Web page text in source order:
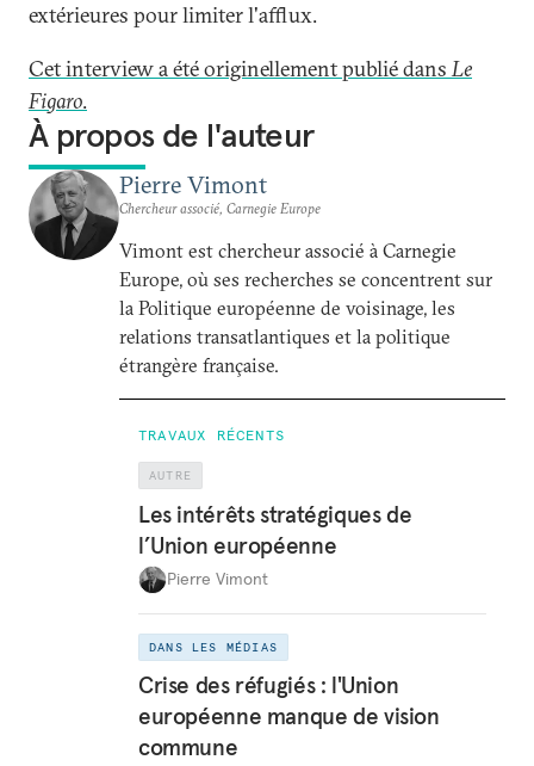
extérieures pour limiter l'afflux.
Cet interview a été originellement publié dansLe
Figaro.
À propos de l'auteur
Pierre Vimont
Chercheur associé, Carnegie Europe
Vimont est chercheur associé à Carnegie
Europe, où ses recherches se concentrent sur
la Politique européenne de voisinage, les
relations transatlantiques et la politique
étrangère française.
TRAVAUX RÉCENTS
AUTRE
Les intérêts stratégiques de
l’Union européenne
Pierre Vimont
DANS LES MÉDIAS
Crise des réfugiés : l'Union
européenne manque de vision
commune